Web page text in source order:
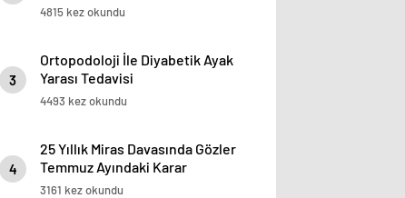
4815 kez okundu
3
Ortopodoloji İle Diyabetik Ayak
Yarası Tedavisi
4493 kez okundu
4
25 Yıllık Miras Davasında Gözler
Temmuz Ayındaki Karar
Duruşmasına Çevrildi
3161 kez okundu